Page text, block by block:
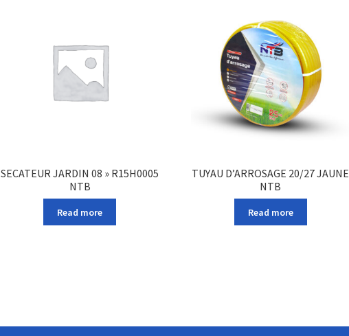
SECATEUR JARDIN 08 » R15H0005
NTB
Read more
TUYAU D’ARROSAGE 20/27 JAUNE
NTB
Read more